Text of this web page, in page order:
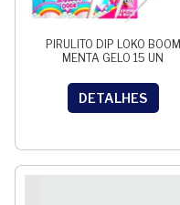
PIRULITO DIP LOKO BOOM
MENTA GELO 15 UN
DETALHES